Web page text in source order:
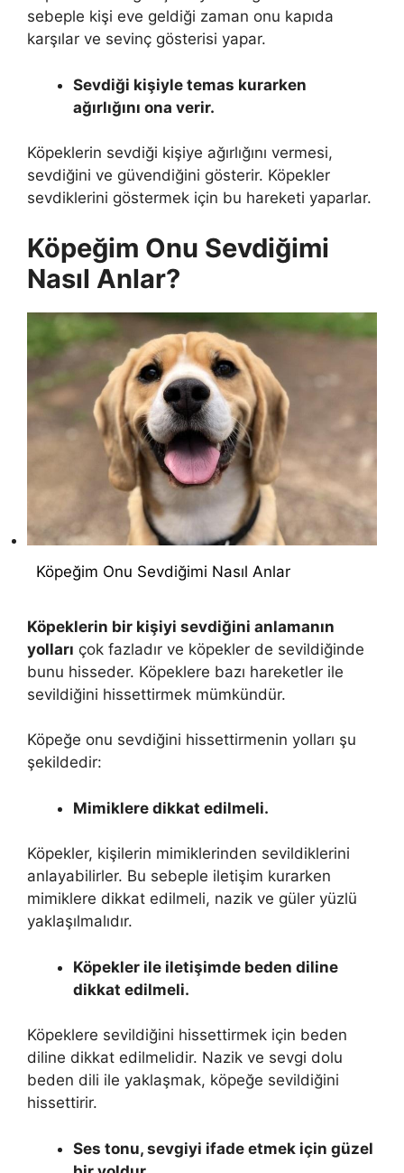
sebeple kişi eve geldiği zaman onu kapıda
karşılar ve sevinç gösterisi yapar.
Sevdiği kişiyle temas kurarken
ağırlığını ona verir.
Köpeklerin sevdiği kişiye ağırlığını vermesi,
sevdiğini ve güvendiğini gösterir. Köpekler
sevdiklerini göstermek için bu hareketi yaparlar.
Köpeğim Onu Sevdiğimi
Nasıl Anlar?
Köpeğim Onu Sevdiğimi Nasıl Anlar
Köpeklerin bir kişiyi sevdiğini anlamanın
yolları çok fazladır ve köpekler de sevildiğinde
bunu hisseder. Köpeklere bazı hareketler ile
sevildiğini hissettirmek mümkündür.
Köpeğe onu sevdiğini hissettirmenin yolları şu
şekildedir:
Mimiklere dikkat edilmeli.
Köpekler, kişilerin mimiklerinden sevildiklerini
anlayabilirler. Bu sebeple iletişim kurarken
mimiklere dikkat edilmeli, nazik ve güler yüzlü
yaklaşılmalıdır.
Köpekler ile iletişimde beden diline
dikkat edilmeli.
Köpeklere sevildiğini hissettirmek için beden
diline dikkat edilmelidir. Nazik ve sevgi dolu
beden dili ile yaklaşmak, köpeğe sevildiğini
hissettirir.
Ses tonu, sevgiyi ifade etmek için güzel